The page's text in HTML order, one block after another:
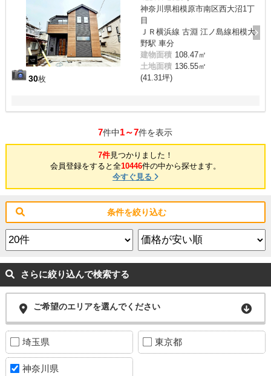
30枚
神奈川県相模原市南区西大沼1丁
目
ＪＲ横浜線 古淵 江ノ島線相模大
野駅 車分
建物面積 108.47㎡
土地面積 136.55㎡
(41.31坪)
7件中1～7件を表示
7件見つかりました！
会員登録をすると全10446件の中から探せます。
今すぐ見る
条件を絞り込む
さらに絞り込んで検索する
ご希望のエリアを選んでください
埼玉県 東京都
神奈川県